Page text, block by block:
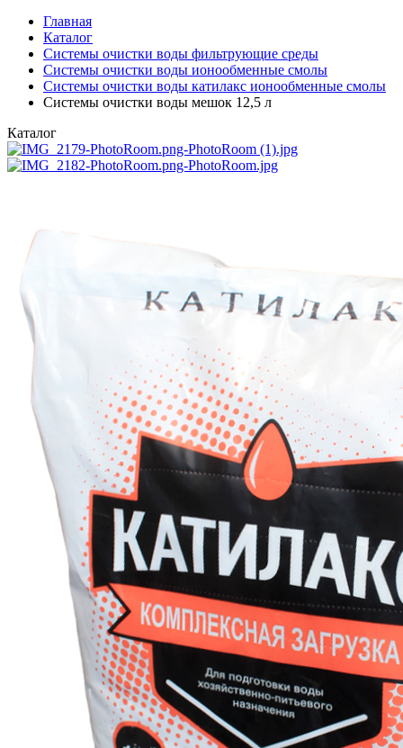
Главная
Каталог
Системы очистки воды фильтрующие среды
Системы очистки воды ионообменные смолы
Системы очистки воды катилакс ионообменные смолы
Системы очистки воды мешок 12,5 л
Каталог